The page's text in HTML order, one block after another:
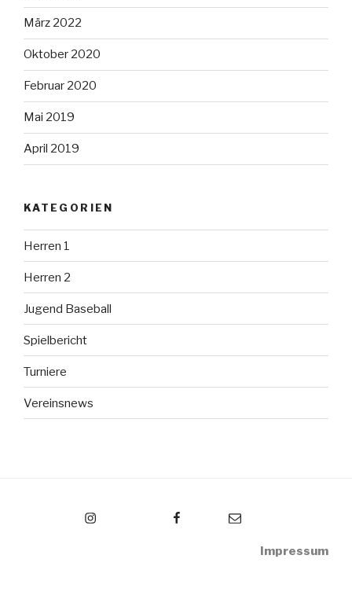
März 2022
Oktober 2020
Februar 2020
Mai 2019
April 2019
KATEGORIEN
Herren 1
Herren 2
Jugend Baseball
Spielbericht
Turniere
Vereinsnews
Email
Impressum